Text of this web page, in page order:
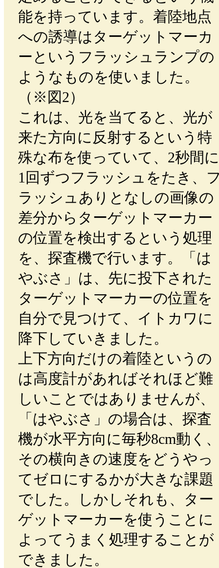
能を持っています。着陸地点
への誘導はターゲットマーカ
ーというフラッシュランプの
ようなものを使いました。
（※図2）
これは、光を当てると、光が
来た方向に反射するという特
殊な布を使っていて、2秒間に
1回ずつフラッシュをたき、
ラッシュありとなしの画像の
差分からターゲットマーカー
の位置を検出するという処理
を、探査機で行います。「は
やぶさ」は、先に投下された
ターゲットマーカーの位置を
自分で見つけて、イトカワに
降下していきました。
上下方向だけの着陸というの
は高度計があればそれほど難
しいことではありませんが、
「はやぶさ」の場合は、探査
機が水平方向に毎秒8cm動く
その横向きの速度をどうやっ
てゼロにするかが大きな課題
でした。しかしそれも、ター
ゲットマーカーを使うことに
よってうまく処理することが
できました。